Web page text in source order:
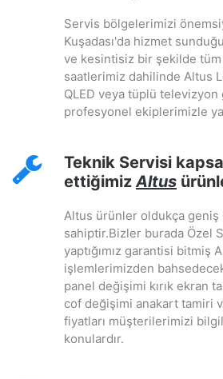
Servis bölgelerimizi
Kuşadası'da hizmet
ve kesintisiz bir şekilde
saatlerimiz dahilinde Altus
QLED veya tüplü televizyon
profesyonel ekiplerimizle
Teknik Servisi
ettiğimizAltus
Altus ürünler oldukça
sahiptir.Bizler burada Özel
yaptığımız garantisi bitmiş
işlemlerimizden
panel değişimi kırık ekran
cof değişimi anakart tamiri
fiyatları müşterilerimizi
konulardır.